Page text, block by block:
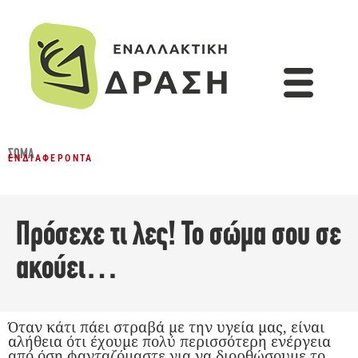
ΣΏΜΑ
ΕΝΔΙΑΦΈΡΟΝΤΑ
Πρόσεχε τι λες! Το σώμα σου σε
ακούει…
Όταν κάτι πάει στραβά με την υγεία μας, είναι
αλήθεια ότι έχουμε πολύ περισσότερη ενέργεια